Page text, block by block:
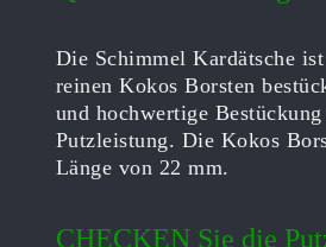
Die Schimmel Kardätsche
reinen Kokos Borsten
und hochwertige
Putzleistung. Die Kokos
Länge von 22 mm.
CHECKEN Sie die